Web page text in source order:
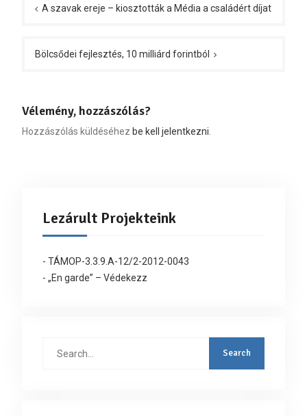
navigáció
A szavak ereje – kiosztották a Média a családért díjat
Bölcsődei fejlesztés, 10 milliárd forintból
Vélemény, hozzászólás?
Hozzászólás küldéséhez be kell jelentkezni.
Lezárult Projekteink
- TÁMOP-3.3.9.A-12/2-2012-0043
- „En garde” – Védekezz